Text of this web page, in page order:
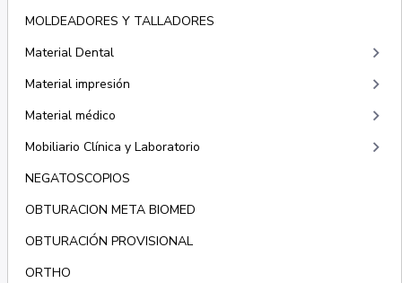
MOLDEADORES Y TALLADORES
Material Dental
keyboard_arrow_right
Material impresión keyboard_arrow_right
Material médico keyboard_arrow_right
Mobiliario Clínica y Laboratorio keyboard_arrow_right
NEGATOSCOPIOS
OBTURACION META BIOMED
OBTURACIÓN PROVISIONAL
ORTHO